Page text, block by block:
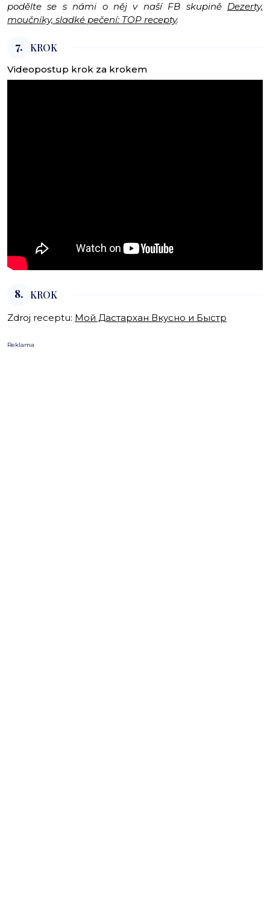
podělte se s námi o něj v naší FB skupině Dezerty,
moučníky, sladké pečení: TOP recepty.
7. KROK
Videopostup krok za krokem
8. KROK
Zdroj receptu: Мой Дастархан Вкусно и Быстр
Reklama